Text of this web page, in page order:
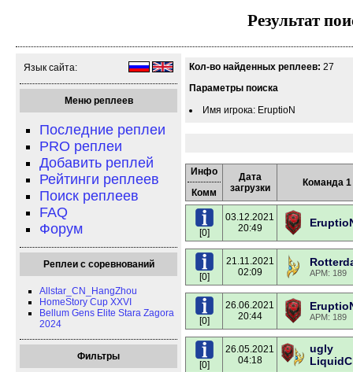
Результат
Язык сайта:
Меню реплеев
Последние реплеи
PRO реплеи
Добавить реплей
Рейтинги реплеев
Поиск реплеев
FAQ
Форум
Реплеи с соревнований
Allstar_CN_HangZhou
HomeStory Cup XXVI
Bellum Gens Elite Stara Zagora
2024
Фильтры
Кол-во найденных реплеев: 27
Параметры поиска
Имя игрока: EruptioN
Инфо
Комм
Дата
загрузки
Команда 1
[0]
03.12.2021
20:49
[0]
21.11.2021
02:09
APM: 189
[0]
26.06.2021
20:44
APM: 189
[0]
26.05.2021
04:18
ugly